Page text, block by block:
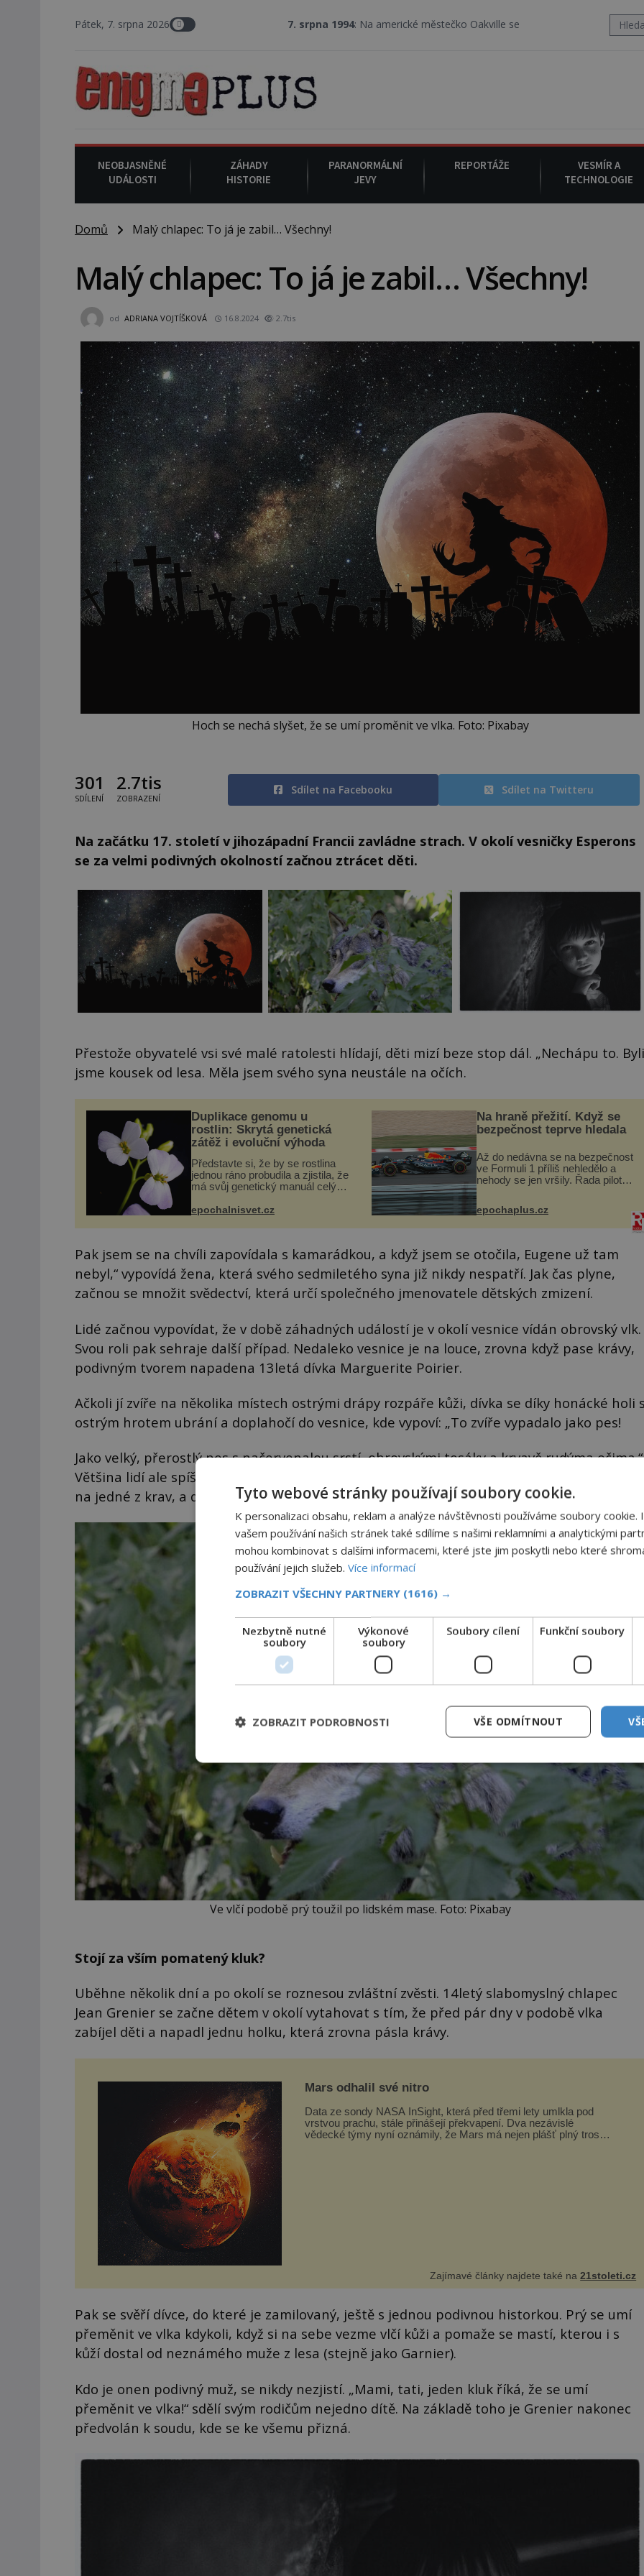
Pátek, 7. srpna 2026 7. srpna 1994: Na americké městečko Oakville se z nebe snáší podivná rosolovitá látka
NEOBJASNĚNÉ
UDÁLOSTI
ZÁHADY
HISTORIE
PARANORMÁLNÍ
JEVY
REPORTÁŽE
VESMÍR A
TECHNOLOGIE
Domů Malý chlapec: To já je zabil… Všechny!
Malý chlapec: To já je zabil… Všechny!
od ADRIANA VOJTÍŠKOVÁ 16.8.2024 2.7tis
Hoch se nechá slyšet, že se umí proměnit ve vlka. Foto: Pixabay
301
SDÍLENÍ
2.7tis
ZOBRAZENÍ
Sdílet na Facebooku Sdílet na Twitteru
Na začátku 17. století v jihozápadní Francii zavládne strach. V okolí vesničky Esperons
se za velmi podivných okolností začnou ztrácet děti.
Přestože obyvatelé vsi své malé ratolesti hlídají, děti mizí beze stop dál. „Nechápu to. Byli
jsme kousek od lesa. Měla jsem svého syna neustále na očích.
Duplikace genomu u
rostlin: Skrytá genetická
zátěž i evoluční výhoda
Představte si, že by se rostlina
jednou ráno probudila a zjistila, že
má svůj genetický manuál celý
přírodě stane – a podle nového
vstupenka...
epochalnisvet.cz
Na hraně přežití. Když se
bezpečnost teprve hledala
Až do nedávna se na bezpečnost
ve Formuli 1 příliš nehledělo a
nehody se jen vršily. Řada pilotů
i ztrátou života. Dnes
nepochopiteln...
epochaplus.cz
Pak jsem se na chvíli zapovídala s kamarádkou, a když jsem se otočila, Eugene už tam
nebyl,“ vypovídá žena, která svého sedmiletého syna již nikdy nespatří. Jak čas plyne,
začnou se množit svědectví, která určí společného jmenovatele dětských zmizení.
Lidé začnou vypovídat, že v době záhadných událostí je v okolí vesnice vídán obrovský vlk.
Svou roli pak sehraje další případ. Nedaleko vesnice je na louce, zrovna když pase krávy,
podivným tvorem napadena 13letá dívka Marguerite Poirier.
Ačkoli jí zvíře na několika místech ostrými drápy rozpáře kůži, dívka se díky honácké holi s
ostrým hrotem ubrání a doplahočí do vesnice, kde vypoví: „To zvíře vypadalo jako pes!
Jako velký, přerostlý pes s načervenalou srstí, obrovskými tesáky a krvavě rudýma očima.“
Většina lidí ale spíše věří tomu, že dívku napadl běžný hladový vlk, který si chtěl smlsnout
na jedné z krav, a dívka se nešťastně připletla mezi něj a jeho oběd.
Ve vlčí podobě prý toužil po lidském mase. Foto: Pixabay
Stojí za vším pomatený kluk?
Uběhne několik dní a po okolí se roznesou zvláštní zvěsti. 14letý slabomyslný chlapec
Jean Grenier se začne dětem v okolí vytahovat s tím, že před pár dny v podobě vlka
zabíjel děti a napadl jednu holku, která zrovna pásla krávy.
Mars odhalil své nitro
Data ze sondy NASA InSight, která před třemi lety umlkla pod
vrstvou prachu, stále přinášejí překvapení. Dva nezávislé
vědecké týmy nyní oznámily, že Mars má nejen plášť plný trosek
Zajímavé články najdete také na21stoleti.cz
Pak se svěří dívce, do které je zamilovaný, ještě s jednou podivnou historkou. Prý se umí
přeměnit ve vlka kdykoli, když si na sebe vezme vlčí kůži a pomaže se mastí, kterou i s
kůží dostal od neznámého muže z lesa (stejně jako Garnier).
Kdo je onen podivný muž, se nikdy nezjistí. „Mami, tati, jeden kluk říká, že se umí
přeměnit ve vlka!“ sdělí svým rodičům nejedno dítě. Na základě toho je Grenier nakonec
předvolán k soudu, kde se ke všemu přizná.
Tyto webové stránky používají soubory cookie.
K personalizaci obsahu, reklam a analýze návštěvnosti používáme soubory cookie.
vašem používání našich stránek také sdílíme s našimi reklamními a analytickými
mohou kombinovat s dalšími informacemi, které jste jim poskytli nebo které
používání jejich služeb. Více informací
ZOBRAZIT VŠECHNY PARTNERY (1616) →
Nezbytně nutné
soubory
Výkonové
soubory
Soubory cílení Funkční soubory
VŠE ODMÍTNOUT
ZOBRAZIT PODROBNOSTI